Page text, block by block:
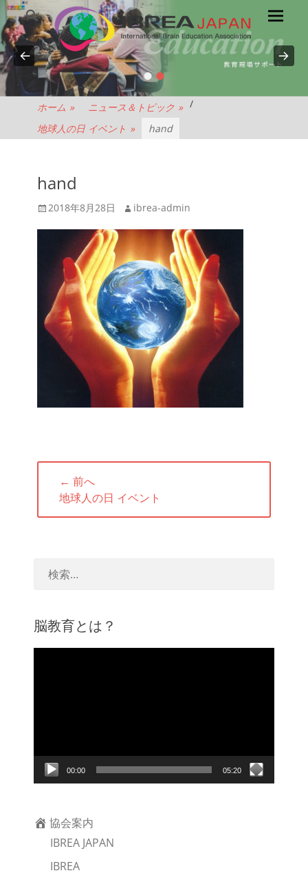
NPO
法
人
IBREA
JAPAN
メ
イ
ン
メ
ュ
索
••
ホーム » ニュース＆トピック » /
地球人の日 イベント » hand
hand
投2018年8月28日
投
者
ibrea-admin
投
ビ
シ
← 前へ
前
の
地球人の日 イベント
脳教育とは？
ー
00:00 05:20
協会案内
IBREA JAPAN
IBREA